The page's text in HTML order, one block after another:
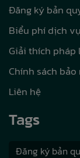
Đăng ký bản
Biểu phí dịch vụ
Giải thích pháp
Chính sách
Liên hệ
Tags
Đăng ký bản